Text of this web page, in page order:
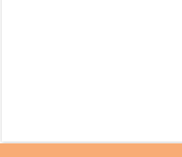
Wanduhr (!) benutzt und musste